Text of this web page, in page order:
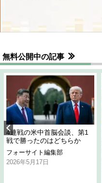
無料公開中の記事
4連戦の米中首脳会談、第1
戦で勝ったのはどちらか
フォーサイト編集部
2026年5月17日